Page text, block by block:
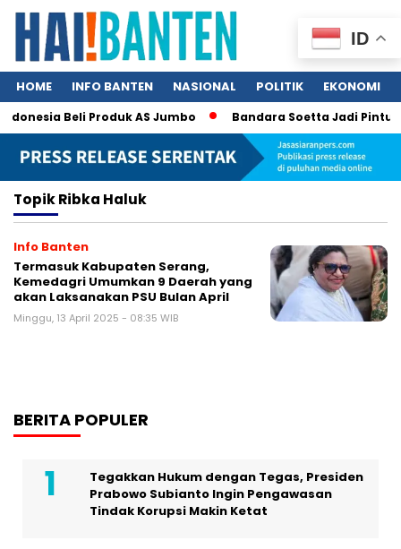
HOME INFO BANTEN NASIONAL POLITIK EKONOMI
Beli Produk AS Jumbo Bandara Soetta Jadi Pintu
TopikRibka Haluk
Info Banten
Termasuk Kabupaten Serang,
Kemedagri Umumkan 9 Daerah yang
akan Laksanakan PSU Bulan April
Minggu, 13 April 2025 - 08:35 WIB
BERITA POPULER
Tegakkan Hukum dengan Tegas, Presiden
Prabowo Subianto Ingin Pengawasan
Tindak Korupsi Makin Ketat
ID